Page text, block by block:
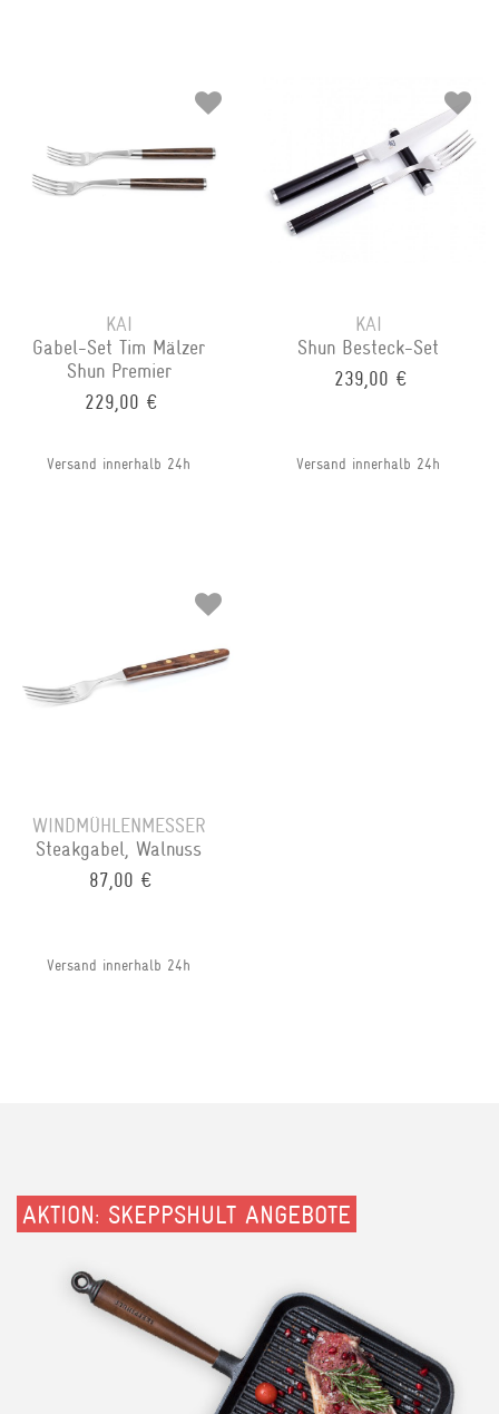
KAI
Gabel-Set Tim Mälzer
Shun Premier
229,00 €
Versand innerhalb 24h
KAI
Shun Besteck-Set
239,00 €
Versand innerhalb 24h
WINDMÜHLENMESSER
Steakgabel, Walnuss
87,00 €
Versand innerhalb 24h
AKTION: SKEPPSHULT ANGEBOTE